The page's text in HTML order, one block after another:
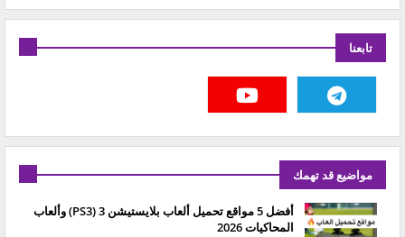
تابعنا
مواضيع قد تهمك
أفضل 5 مواقع تحميل ألعاب بلايستيشن 3 (PS3) وألعاب
المحاكيات 2026